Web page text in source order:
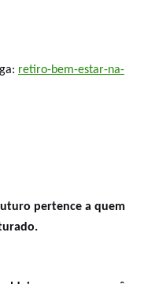
retiro-bem-estar-na-
pertence a quem